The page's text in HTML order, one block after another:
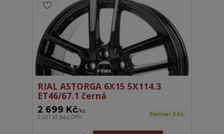
RIAL ASTORGA 6X15 5X114.3
ET46/67.1 černá
2 699 Kč/ks
2 231 Kč bez DPH Partner 3 ks